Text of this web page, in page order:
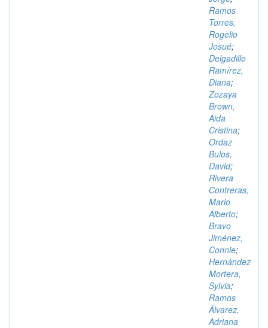
Ramos
Torres,
Rogelio
Josué;
Delgadillo
Ramírez,
Diana;
Zozaya
Brown,
Aida
Cristina;
Ordaz
Bulos,
David;
Rivera
Contreras,
Mario
Alberto;
Bravo
Jiménez,
Connie;
Hernández
Mortera,
Sylvia;
Ramos
Álvarez,
Adriana